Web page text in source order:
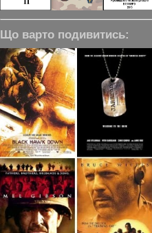
Що варто подивитись: